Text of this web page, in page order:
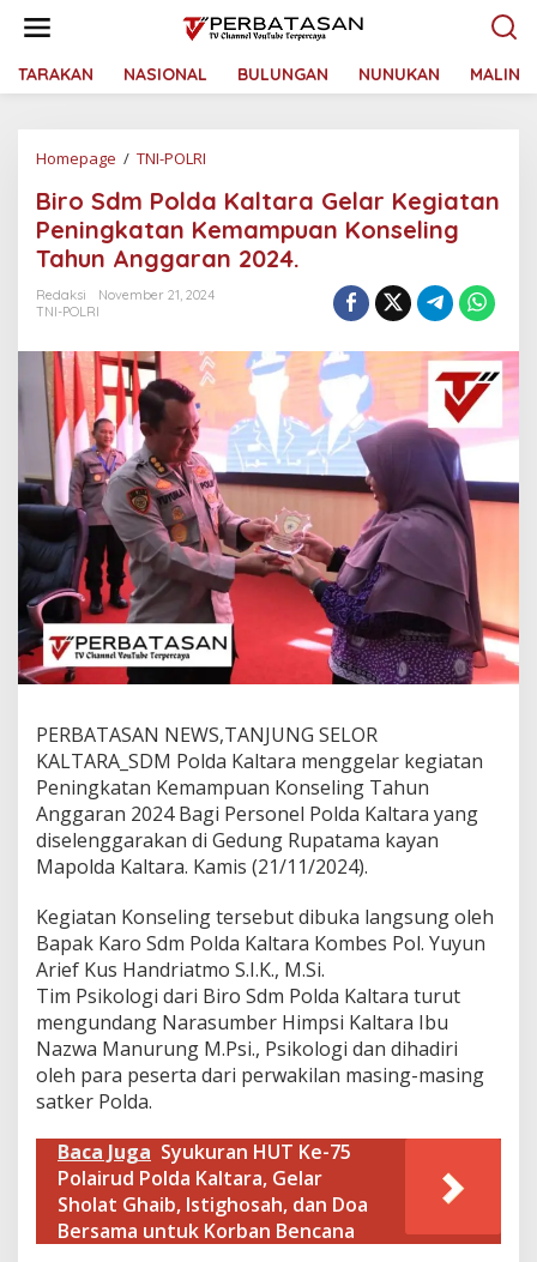
t
TARAKAN NASIONAL BULUNGAN NUNUKAN
Homepage / TNI-POLRI
r
o
S
d
m
l
d
K
l
t
a
r
a
G
e
a
r
i
a
t
a
n
P
e
i
n
g
k
a
t
a
n
K
a
m
p
u
a
Biro Sdm Polda Kaltara Gelar Kegiatan
Peningkatan Kemampuan Konseling
Tahun Anggaran 2024.
Redaksi
November 21, 2024
TNI-POLRI
PERBATASAN NEWS,TANJUNG SELOR
KALTARA_SDM Polda Kaltara menggelar kegiatan
Peningkatan Kemampuan Konseling Tahun
Anggaran 2024 Bagi Personel Polda Kaltara yang
diselenggarakan di Gedung Rupatama kayan
Mapolda Kaltara. Kamis (21/11/2024).
Kegiatan Konseling tersebut dibuka langsung oleh
Bapak Karo Sdm Polda Kaltara Kombes Pol. Yuyun
Arief Kus Handriatmo S.I.K., M.Si.
Tim Psikologi dari Biro Sdm Polda Kaltara turut
mengundang Narasumber Himpsi Kaltara Ibu
Nazwa Manurung M.Psi., Psikologi dan dihadiri
oleh para peserta dari perwakilan masing-masing
satker Polda.
Baca Juga Syukuran HUT Ke-75
Polairud Polda Kaltara, Gelar
Sholat Ghaib, Istighosah, dan Doa
Bersama untuk Korban Bencana